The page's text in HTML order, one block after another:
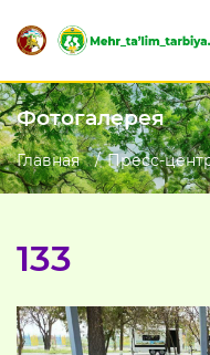
Фотогалерея
Главная Пресс-
133